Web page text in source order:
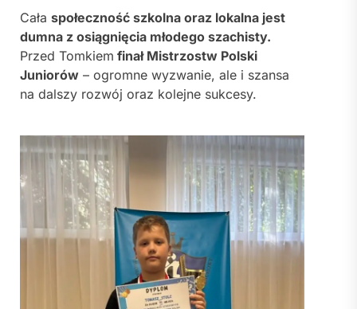
Cała społeczność szkolna oraz lokalna jest
dumna z osiągnięcia młodego szachisty.
Przed Tomkiem finał Mistrzostw Polski
Juniorów – ogromne wyzwanie, ale i szansa
na dalszy rozwój oraz kolejne sukcesy.